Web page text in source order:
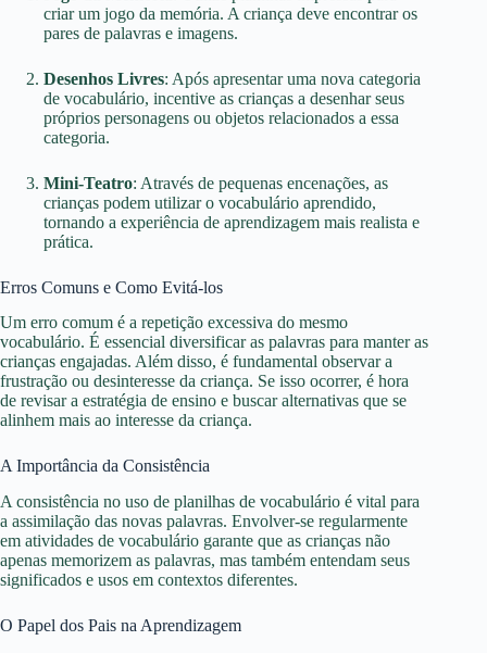
criar um jogo da memória. A criança deve encontrar os
pares de palavras e imagens.
Desenhos Livres: Após apresentar uma nova categoria
de vocabulário, incentive as crianças a desenhar seus
próprios personagens ou objetos relacionados a essa
categoria.
Mini-Teatro: Através de pequenas encenações, as
crianças podem utilizar o vocabulário aprendido,
tornando a experiência de aprendizagem mais realista e
prática.
Erros Comuns e Como Evitá-los
Um erro comum é a repetição excessiva do mesmo
vocabulário. É essencial diversificar as palavras para manter as
crianças engajadas. Além disso, é fundamental observar a
frustração ou desinteresse da criança. Se isso ocorrer, é hora
de revisar a estratégia de ensino e buscar alternativas que se
alinhem mais ao interesse da criança.
A Importância da Consistência
A consistência no uso de planilhas de vocabulário é vital para
a assimilação das novas palavras. Envolver-se regularmente
em atividades de vocabulário garante que as crianças não
apenas memorizem as palavras, mas também entendam seus
significados e usos em contextos diferentes.
O Papel dos Pais na Aprendizagem